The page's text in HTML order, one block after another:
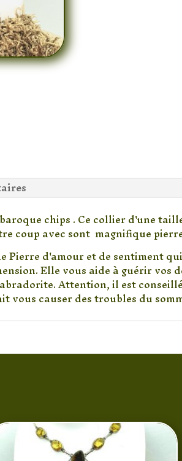
chips . Ce collier d'une
coup avec sont magnifique
Pierre d'amour et de sentiment
Elle vous aide à guérir vos
Attention, il est
vous causer des troubles du